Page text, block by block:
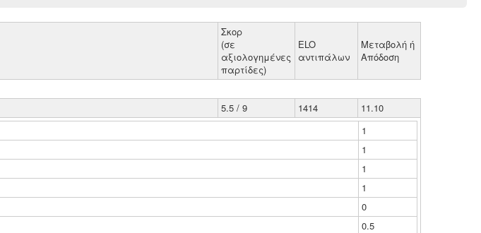
Σκορ
(σε
αξιολογημένες
παρτίδες)
ELO
αντιπάλων
Μεταβολή ή
Απόδοση
5.5 / 9 1414
11.10
1
1
1
1
0
0.5